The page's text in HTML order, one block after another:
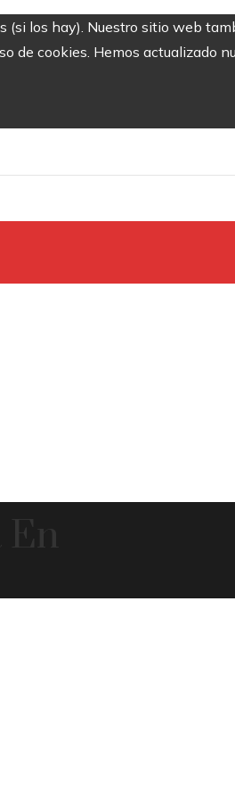
los hay). Nuestro sitio web
de cookies. Hemos actualizado